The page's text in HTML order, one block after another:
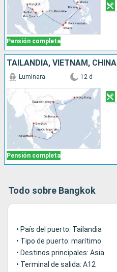
Pensión completa
TAILANDIA, VIETNAM, CHINA
Pensión completa
Luminara 12 d
Todo sobre Bangkok
• País del puerto: Tailandia
• Tipo de puerto: marítimo
• Destinos principales: Asia
• Terminal de salida: A12